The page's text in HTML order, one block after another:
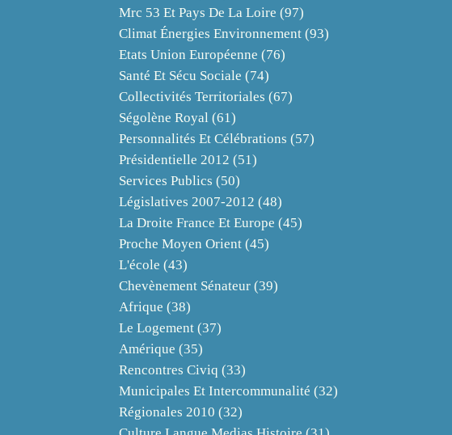
Mrc 53 Et Pays De La Loire (97)
Climat Énergies Environnement (93)
Etats Union Européenne (76)
Santé Et Sécu Sociale (74)
Collectivités Territoriales (67)
Ségolène Royal (61)
Personnalités Et Célébrations (57)
Présidentielle 2012 (51)
Services Publics (50)
Législatives 2007-2012 (48)
La Droite France Et Europe (45)
Proche Moyen Orient (45)
L'école (43)
Chevènement Sénateur (39)
Afrique (38)
Le Logement (37)
Amérique (35)
Rencontres Civiq (33)
Municipales Et Intercommunalité (32)
Régionales 2010 (32)